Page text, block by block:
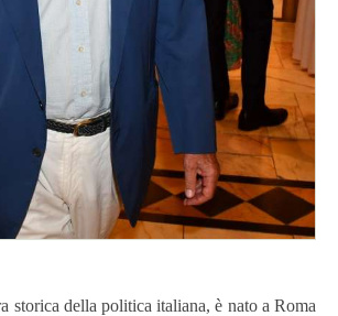
storica della politica italiana, è nato a Roma